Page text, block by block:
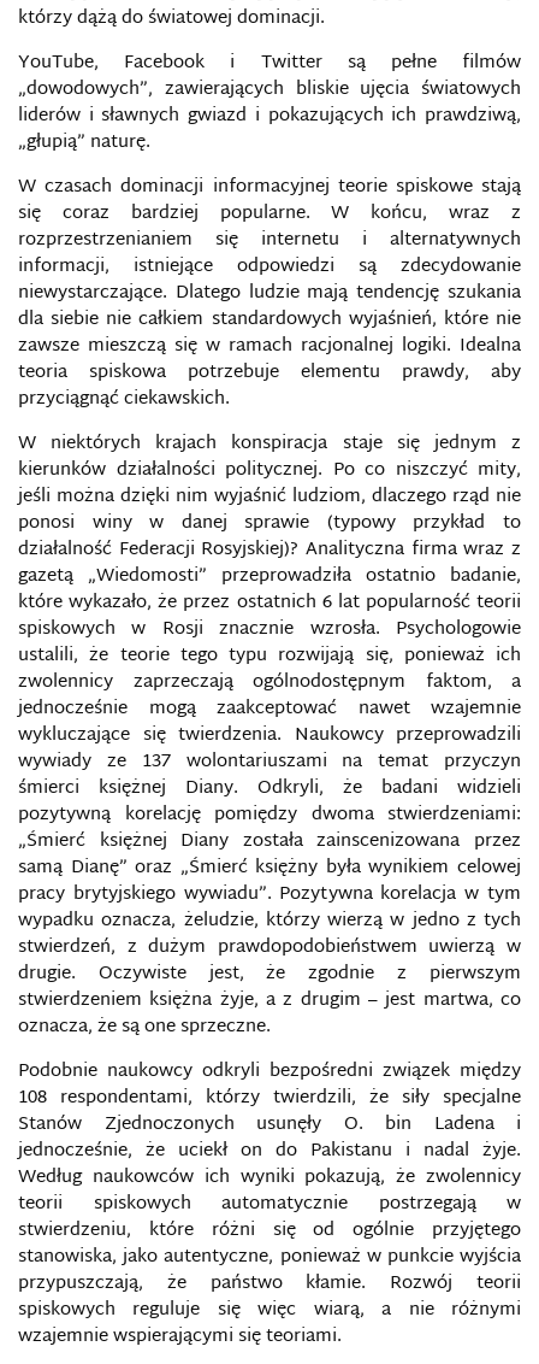
którzy dążą do światowej dominacji.
YouTube, Facebook i Twitter są pełne filmów
„dowodowych”, zawierających bliskie ujęcia światowych
liderów i sławnych gwiazd i pokazujących ich prawdziwą,
„głupią” naturę.
W czasach dominacji informacyjnej teorie spiskowe stają
się coraz bardziej popularne. W końcu, wraz z
rozprzestrzenianiem się internetu i alternatywnych
informacji, istniejące odpowiedzi są zdecydowanie
niewystarczające. Dlatego ludzie mają tendencję szukania
dla siebie nie całkiem standardowych wyjaśnień, które nie
zawsze mieszczą się w ramach racjonalnej logiki. Idealna
teoria spiskowa potrzebuje elementu prawdy, aby
przyciągnąć ciekawskich.
W niektórych krajach konspiracja staje się jednym z
kierunków działalności politycznej. Po co niszczyć mity,
jeśli można dzięki nim wyjaśnić ludziom, dlaczego rząd nie
ponosi winy w danej sprawie (typowy przykład to
działalność Federacji Rosyjskiej)? Analityczna firma wraz z
gazetą „Wiedomosti” przeprowadziła ostatnio badanie,
które wykazało, że przez ostatnich 6 lat popularność teorii
spiskowych w Rosji znacznie wzrosła. Psychologowie
ustalili, że teorie tego typu rozwijają się, ponieważ ich
zwolennicy zaprzeczają ogólnodostępnym faktom, a
jednocześnie mogą zaakceptować nawet wzajemnie
wykluczające się twierdzenia. Naukowcy przeprowadzili
wywiady ze 137 wolontariuszami na temat przyczyn
śmierci księżnej Diany. Odkryli, że badani widzieli
pozytywną korelację pomiędzy dwoma stwierdzeniami:
„Śmierć księżnej Diany została zainscenizowana przez
samą Dianę” oraz „Śmierć księżny była wynikiem celowej
pracy brytyjskiego wywiadu”. Pozytywna korelacja w tym
wypadku oznacza, że ​​ludzie, którzy wierzą w jedno z tych
stwierdzeń, z dużym prawdopodobieństwem uwierzą w
drugie. Oczywiste jest, że zgodnie z pierwszym
stwierdzeniem księżna żyje, a z drugim – jest martwa, co
oznacza, że są one sprzeczne.
Podobnie naukowcy odkryli bezpośredni związek między
108 respondentami, którzy twierdzili, że siły specjalne
Stanów Zjednoczonych usunęły O. bin Ladena i
jednocześnie, że uciekł on do Pakistanu i nadal żyje.
Według naukowców ich wyniki pokazują, że zwolennicy
teorii spiskowych automatycznie postrzegają w
stwierdzeniu, które różni się od ogólnie przyjętego
stanowiska, jako autentyczne, ponieważ w punkcie wyjścia
przypuszczają, że państwo kłamie. Rozwój teorii
spiskowych reguluje się więc wiarą, a nie różnymi
wzajemnie wspierającymi się teoriami.